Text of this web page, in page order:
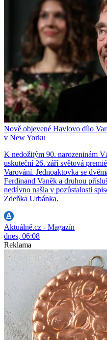
Nově objevené Havlovo dílo
v New Yorku
K nedožitým 90. narozeninám
uskuteční 26. září světová
Varování. Jednoaktovka se
Ferdinand Vaněk a druhou
nedávno našla v pozůstalosti
Zdeňka Urbánka.
Aktuálně.cz - Magazín
dnes, 06:08
Reklama